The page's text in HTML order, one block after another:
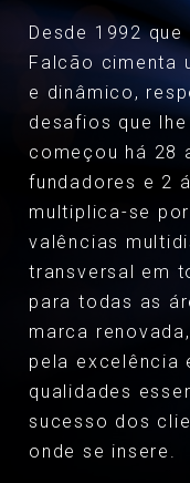
Desde 1992
Falcão cimenta
e dinâmico,
desafios que
começou há 28
fundadores e 2
multiplica-se
valências
transversal em
para todas as
marca
pela excelência
qualidades
sucesso dos
onde se insere.